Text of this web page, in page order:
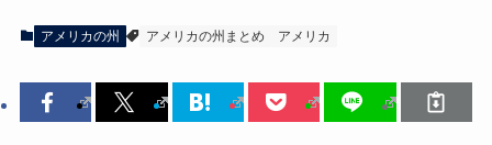
アメリカの州 アメリカの州まとめ アメリカ